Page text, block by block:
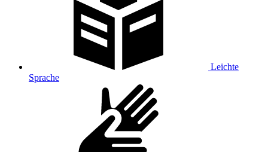
Leichte
Sprache